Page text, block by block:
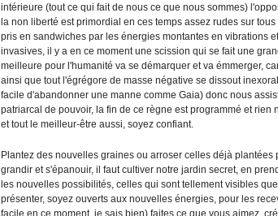
intérieure (tout ce qui fait de nous ce que nous sommes)
la non liberté est primordial en ces temps assez rudes sur
pris en sandwiches par les énergies montantes en vibrations
invasives, il y a en ce moment une scission qui se fait une
meilleure pour l'humanité va se démarquer et va émmerger,
ainsi que tout l'égrégore de masse négative se dissout
facile d'abandonner une manne comme Gaia) donc nous
patriarcal de pouvoir, la fin de ce règne est programmé et rien
et tout le meilleur-être aussi, soyez confiant.
Plantez des nouvelles graines ou arroser celles déjà
grandir et s'épanouir, il faut cultiver notre jardin secret, en
les nouvelles possibilités, celles qui sont tellement visibles
présenter, soyez ouverts aux nouvelles énergies, pour les
facile en ce moment, je sais bien) faites ce que vous aimez,